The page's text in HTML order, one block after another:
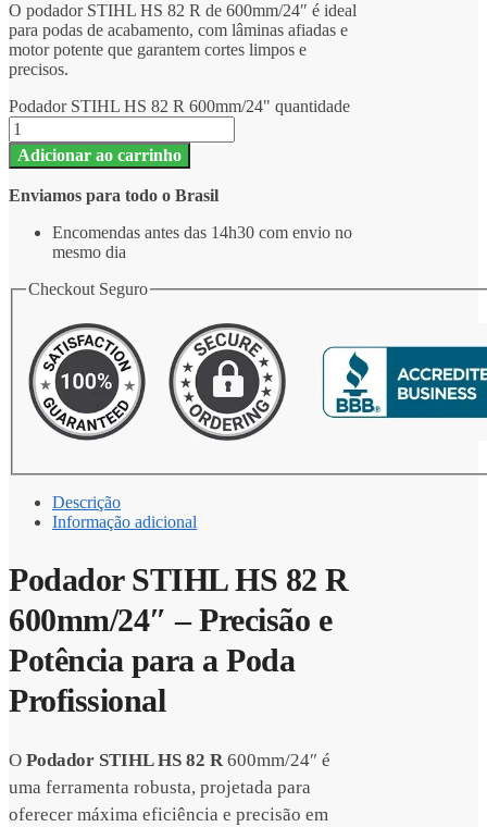
O podador STIHL HS 82 R de 600mm/24″ é ideal
para podas de acabamento, com lâminas afiadas e
motor potente que garantem cortes limpos e
precisos.
Podador STIHL HS 82 R 600mm/24" quantidade
Adicionar ao carrinho
Enviamos para todo o Brasil
Encomendas antes das 14h30 com envio no
mesmo dia
Checkout Seguro
Descrição
Informação adicional
Podador STIHL HS 82 R
600mm/24″ – Precisão e
Potência para a Poda
Profissional
O Podador STIHL HS 82 R600mm/24″ é
uma ferramenta robusta, projetada para
oferecer máxima eficiência e precisão em